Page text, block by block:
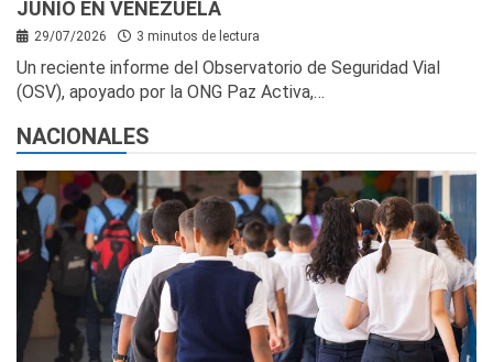
JUNIO EN VENEZUELA
29/07/2026 3 minutos de lectura
Un reciente informe del Observatorio de Seguridad Vial
(OSV), apoyado por la ONG Paz Activa,…
NACIONALES